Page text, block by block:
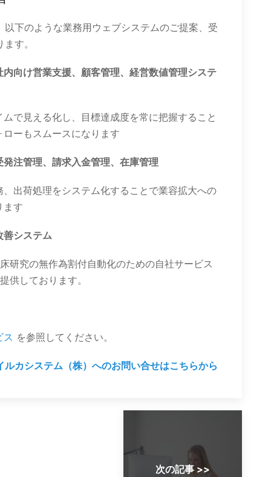
下のような業務用ウェブシステムのご提案、受
す。
向け営業支援、顧客管理、経営数値管理システ
で見える化し、目標達成度を常に把握すること
ーもスムースになります
注管理、請求入金管理、在庫管理
出荷処理をシステム化することで業容拡大への
ます
善システム
研究の無作為割付自動化のための自社サービス
供しております。
ス を参照してください。
ルカシステム（株）へのお問い合せはこちらから
次の記事 >>